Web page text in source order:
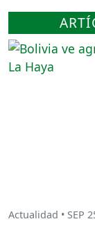
Actualidad • SEP